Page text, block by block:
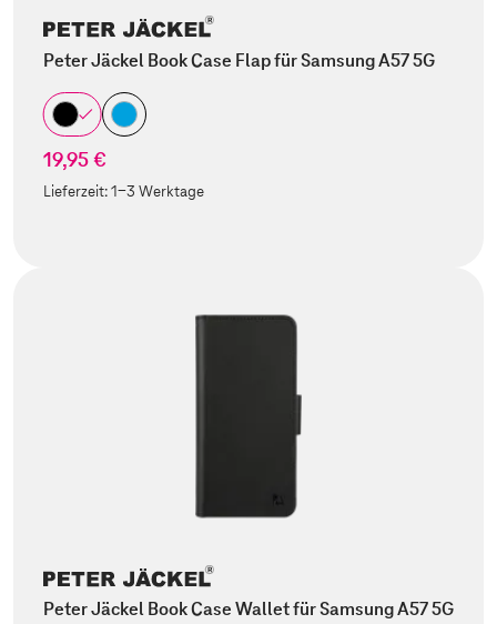
Peter Jäckel Book Case Flap für Samsung A57 5G
19,95 €
Lieferzeit:1-3 Werktage
Peter Jäckel Book Case Wallet für Samsung A57 5G